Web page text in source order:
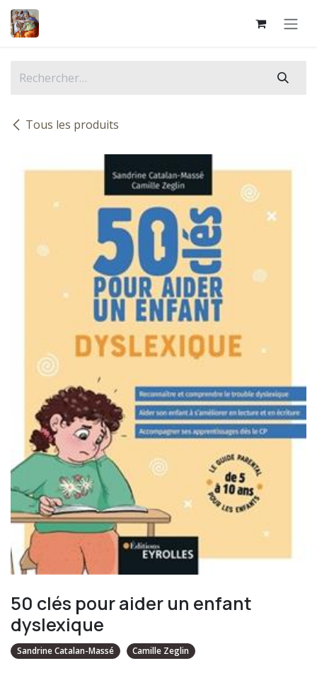
Se rendre au contenu
Tous les produits
50 clés pour aider un enfant
dyslexique
Sandrine Catalan-Massé Camille Zeglin